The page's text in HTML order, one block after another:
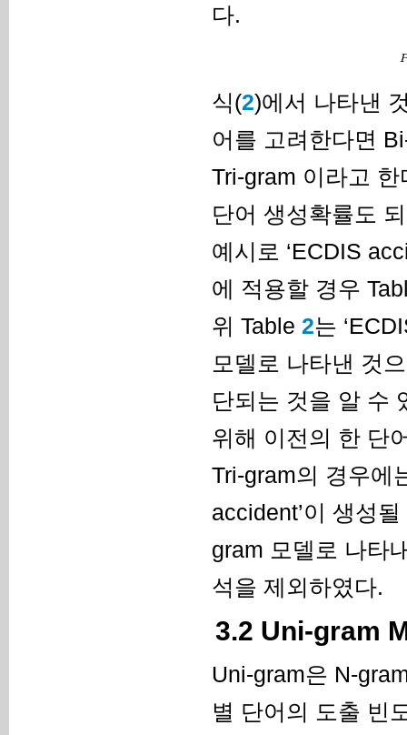
다.
식(2)에서 나타낸
어를 고려한다면
Tri-gram 이라고
단어 생성확률도
예시로 ‘ECDIS
에 적용할 경우
위 Table 2는
모델로 나타낸 것
단되는 것을 알 수
위해 이전의 한 단
Tri-gram의 경우에
accident’이 생성
gram 모델로 나타
석을 제외하였다.
3.2 Uni-gram
Uni-gram은 N-
별 단어의 도출 빈